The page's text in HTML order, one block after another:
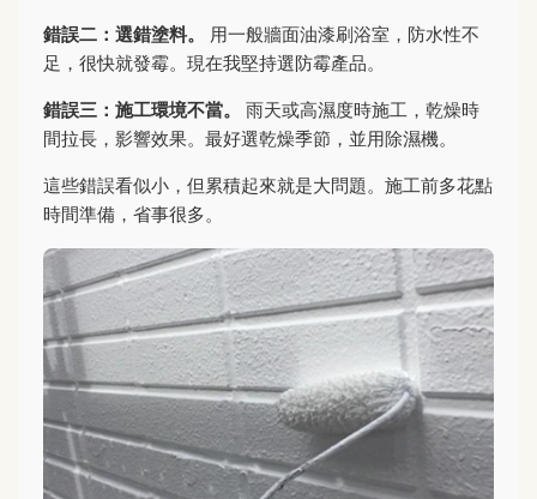
錯誤二：選錯塗料。
用一般牆面油漆刷浴室，防水性不
足，很快就發霉。現在我堅持選防霉產品。
錯誤三：施工環境不當。
雨天或高濕度時施工，乾燥時
間拉長，影響效果。最好選乾燥季節，並用除濕機。
這些錯誤看似小，但累積起來就是大問題。施工前多花點
時間準備，省事很多。